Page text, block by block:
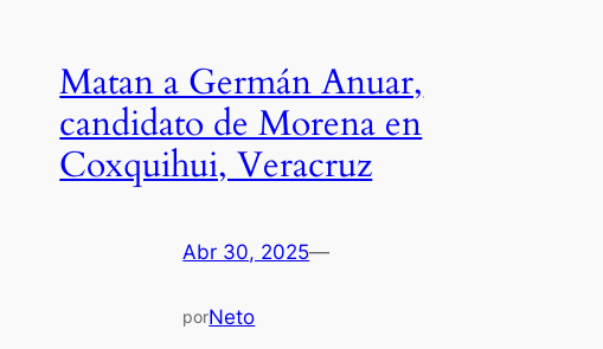
Matan a Germán Anuar,
candidato de Morena en
Coxquihui, Veracruz
Abr 30, 2025—
porNeto